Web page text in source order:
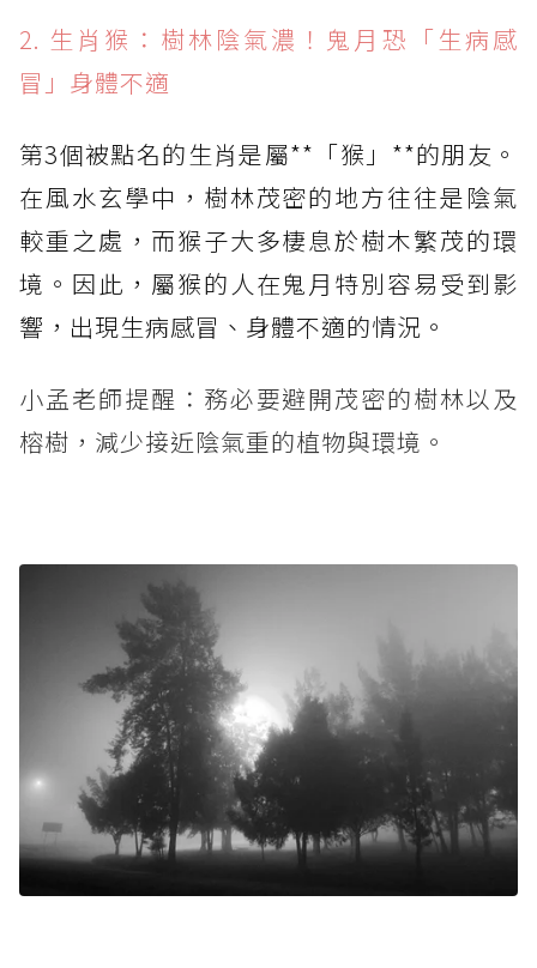
2. 生肖猴：樹林陰氣濃！鬼月恐「生病感
冒」身體不適
第3個被點名的生肖是屬**「猴」**的朋友。
在風水玄學中，樹林茂密的地方往往是陰氣
較重之處，而猴子大多棲息於樹木繁茂的環
境。因此，屬猴的人在鬼月特別容易受到影
響，出現生病感冒、身體不適的情況。
小孟老師提醒：務必要避開茂密的樹林以及
榕樹，減少接近陰氣重的植物與環境。